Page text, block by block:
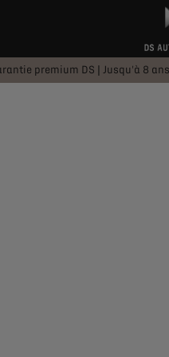
premium DS | Jusqu'à 8